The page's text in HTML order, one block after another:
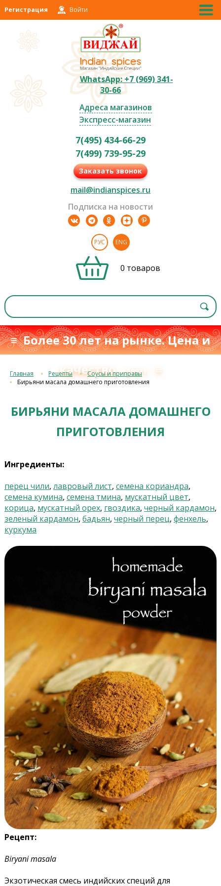
Регистрация Войти
WhatsApp: +7 (969) 341-
30-66
Адреса магазинов
Экспресс-магазин
7(495) 434-66-29
7(499) 739-95-29
Заказать звонок
mail@indianspices.ru
Подписка на новости
РУС ENG
0 товаров
≡ Более 30 лет на рынке. Цена и
качествос 1993 г. ≡
Главная Рецепты
Соусы и приправы
Бирьяни масала домашнего приготовления
БИРЬЯНИ МАСАЛА ДОМАШНЕГО
ПРИГОТОВЛЕНИЯ
Ингредиенты:
перец чили, лавровый лист, семена кориандра,
семена кумина, семена тмина, мускатный цвет,
корица, мускатный орех, гвоздика, черный кардамон,
зеленый кардамон, бадьян, черный перец, фенхель,
куркума
Рецепт:
Biryani masala
Экзотическая смесь индийских специй для